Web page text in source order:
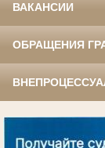
ВАКАНСИИ
ОБРАЩЕНИЯ